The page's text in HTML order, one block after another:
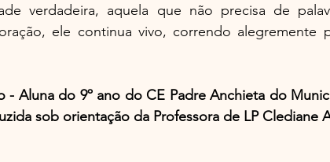
verdadeira, aquela que não precisa de
ele continua vivo, correndo alegremente
- Aluna do 9º ano do CE Padre Anchieta do
sob orientação da Professora de LP Clediane